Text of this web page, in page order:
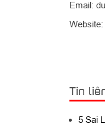
Email:
Website:
Tin
5 Sai